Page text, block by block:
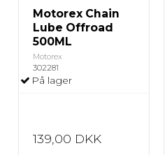
Motorex Chain
Lube Offroad
500ML
Motorex
302281
På lager
139,00 DKK